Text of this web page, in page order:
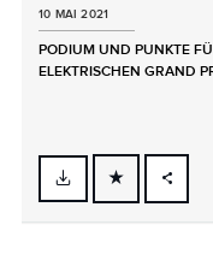
10 MAI 2021
PODIUM UND PUNKTE
ELEKTRISCHEN GRAND